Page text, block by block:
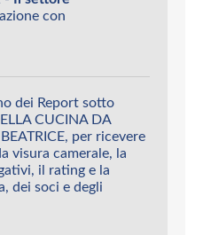
con
dei Report sotto
CUCINA DA
per ricevere
visura camerale, la
il rating e la
dei soci e degli